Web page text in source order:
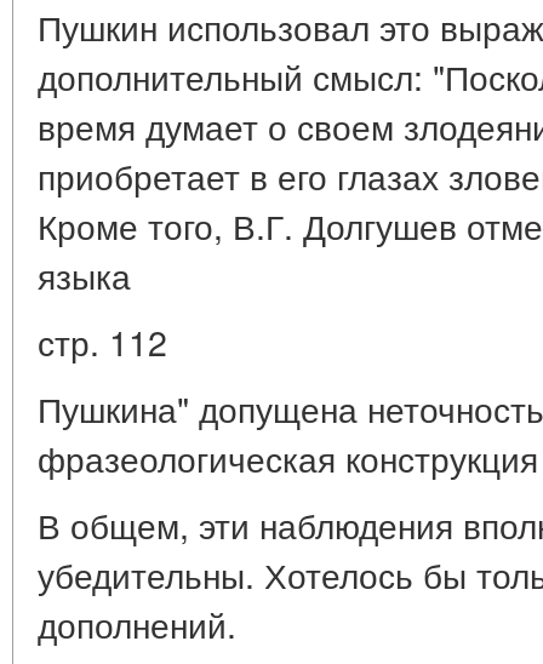
Пушкин использовал это
дополнительный смысл:
время думает о своем
приобретает в его глазах
Кроме того, В.Г. Долгушев
языка
стр. 112
Пушкина" допущена
фразеологическая
В общем, эти наблюдения
убедительны. Хотелось бы
дополнений.